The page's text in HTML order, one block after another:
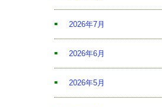
2026年7月
2026年6月
2026年5月